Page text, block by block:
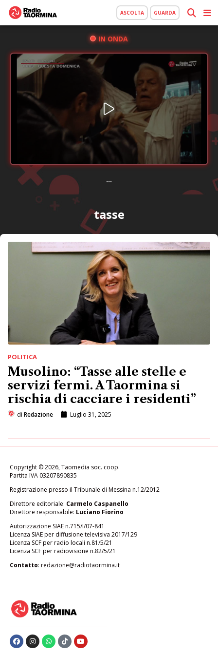
ASCOLTA GUARDA
IN ONDA
...
tasse
POLITICA
Musolino: “Tasse alle stelle e
servizi fermi. A Taormina si
rischia di cacciare i residenti”
di Redazione Luglio 31, 2025
Copyright © 2026, Taomedia soc. coop.
Partita IVA 03207890835
Registrazione presso il Tribunale di Messina n.12/2012
Direttore editoriale: Carmelo Caspanello
Direttore responsabile: Luciano Fiorino
Autorizzazione SIAE n.715/I/07-841
Licenza SIAE per diffusione televisiva 2017/129
Licenza SCF per radio locali n.81/5/21
Licenza SCF per radiovisione n.82/5/21
Contatto: redazione@radiotaormina.it